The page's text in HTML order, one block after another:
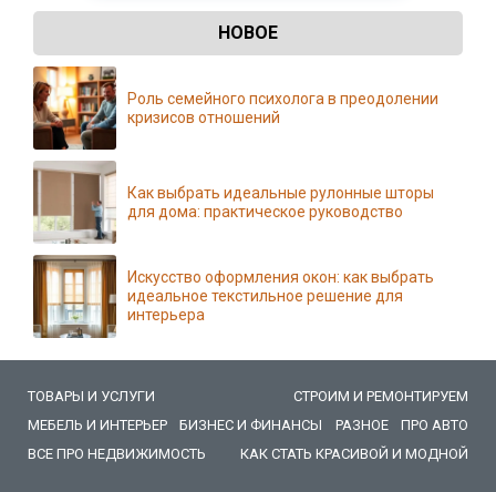
НОВОЕ
Роль семейного психолога в преодолении
кризисов отношений
Как выбрать идеальные рулонные шторы
для дома: практическое руководство
Искусство оформления окон: как выбрать
идеальное текстильное решение для
интерьера
ТОВАРЫ И УСЛУГИ
СТРОИМ И РЕМОНТИРУЕМ
МЕБЕЛЬ И ИНТЕРЬЕР
БИЗНЕС И ФИНАНСЫ РАЗНОЕ
ПРО АВТО
ВСЕ ПРО НЕДВИЖИМОСТЬ
КАК СТАТЬ КРАСИВОЙ И МОДНОЙ